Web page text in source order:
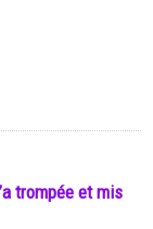
trompée et mis